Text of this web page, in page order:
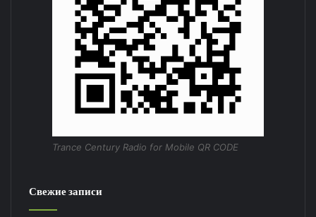
Trance Century Radio for Mobile QR CODE
Свежие записи